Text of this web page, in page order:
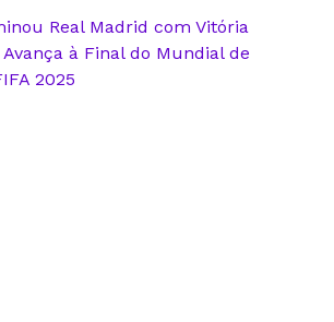
Real Madrid com Vitória
à Final do Mundial de
2025